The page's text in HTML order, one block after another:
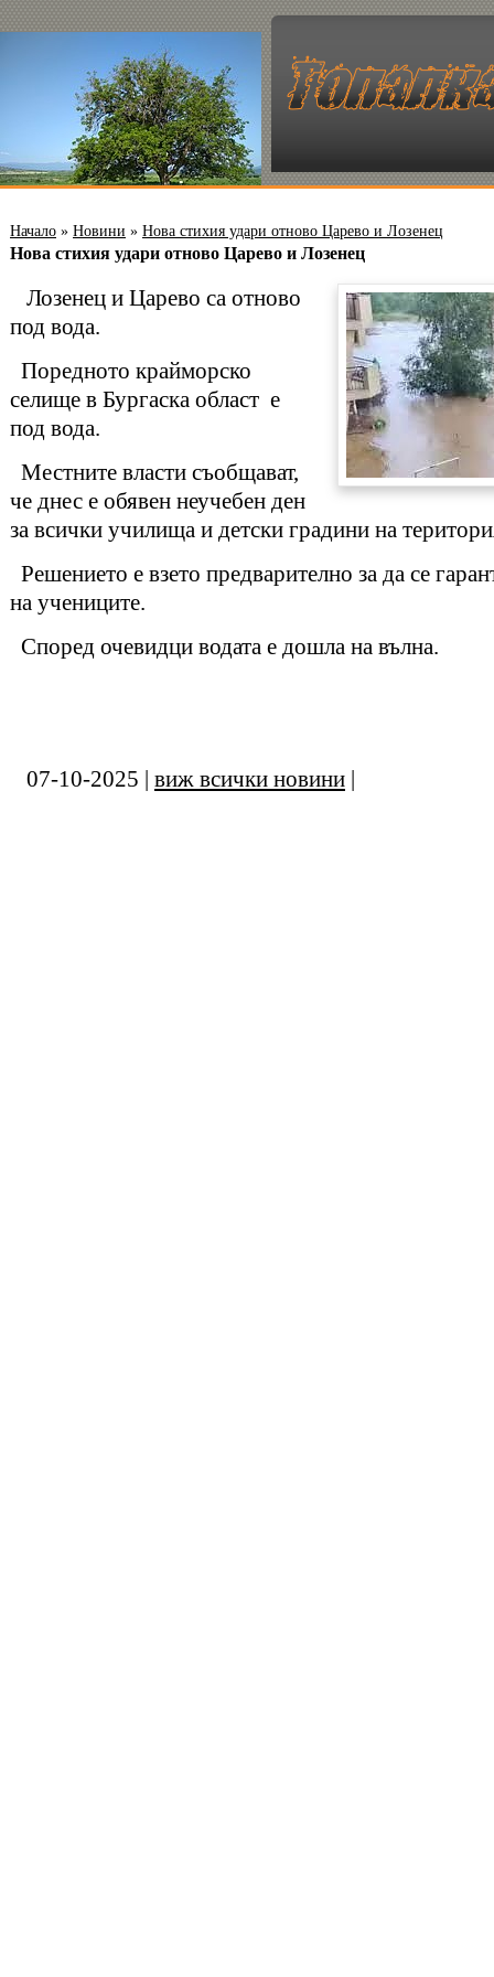
Начало » Новини » Нова стихия удари отново Царево и Лозенец
Нова стихия удари отново Царево и Лозенец
Лозенец и Царево са отново
под вода.
Поредното крайморско
селище в Бургаска област е
под вода.
Местните власти съобщават,
че днес е обявен неучебен ден
за всички училища и детски градини на
Решението е взето предварително за да се
на учениците.
Според очевидци водата е дошла на вълна.
07-10-2025 | виж всички новини |